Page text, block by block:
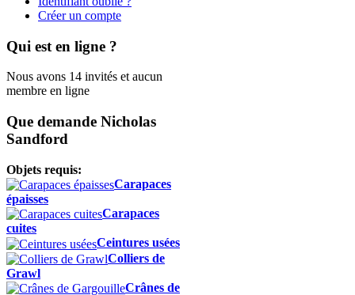
Créer un compte
Qui est en ligne ?
Nous avons 14 invités et aucun
membre en ligne
Que demande Nicholas
Sandford
Objets requis:
Carapaces
épaisses
Carapaces
cuites
Ceintures usées
Colliers de
Grawl
Crânes de